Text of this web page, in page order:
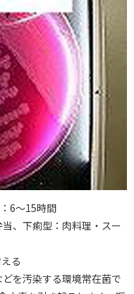
6〜15時間
、下痢型：肉料理・スー
る
を汚染する環境常在菌で